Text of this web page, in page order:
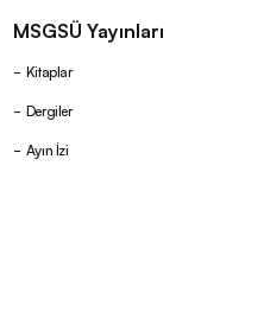
MSGSÜ Yayınları
Kitaplar
Dergiler
Ayın İzi